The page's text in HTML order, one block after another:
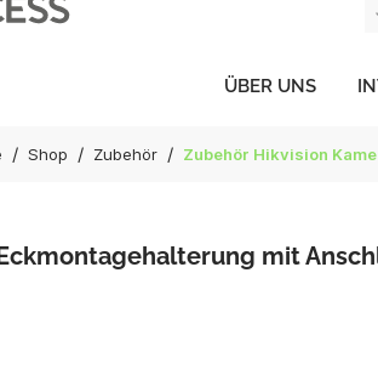
ÜBER UNS
/ Shop / Zubehör / Zubehör Hikvision
mit